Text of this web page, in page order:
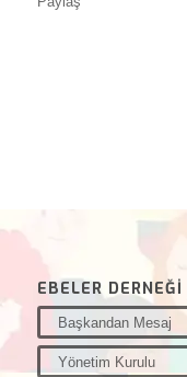
EBELER DERNEĞİ
Başkandan Mesaj
Yönetim Kurulu